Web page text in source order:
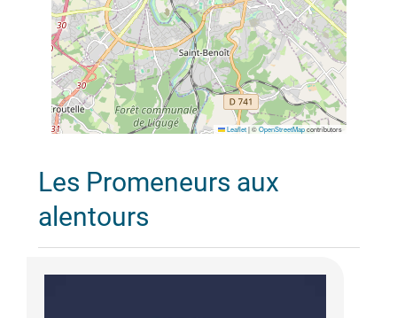
Leaflet |©OpenStreetMapcontributors
Les Promeneurs aux
alentours